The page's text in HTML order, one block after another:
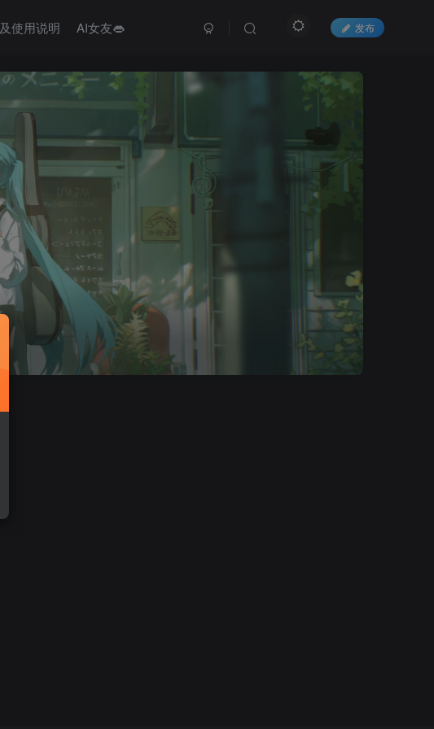
使用说明 AI女友👄 发布